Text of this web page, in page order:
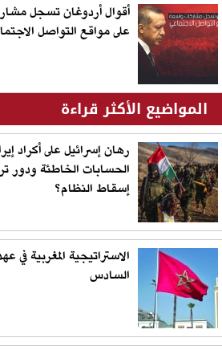
أقوال أردوغان تسجل
على مواقع التواصل
المواضيع الأكثر قراءة
رهان إسرائيل على أكراد
الحسابات الخاطئة ودور
إسقاط النظام؟
الاستراتيجية المغربية في
السادس